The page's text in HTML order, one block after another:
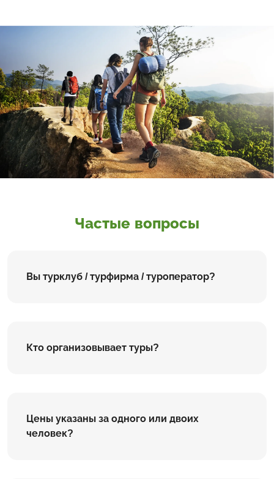
Частые вопросы
Вы турклуб / турфирма / туроператор?
Кто организовывает туры?
Цены указаны за одного или двоих
человек?